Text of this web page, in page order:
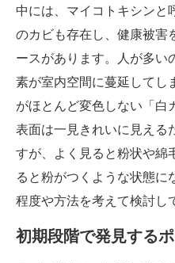
中には、マイコトキシンと
のカビも存在し、健康被害
ースがあります。人が多い
素が室内空間に蔓延してし
がほとんど変色しない「白
表面は一見きれいに見える
すが、よく見ると粉状や綿
ると粉がつくような状態に
程度や方法を考えて検討し
初期段階で発見する